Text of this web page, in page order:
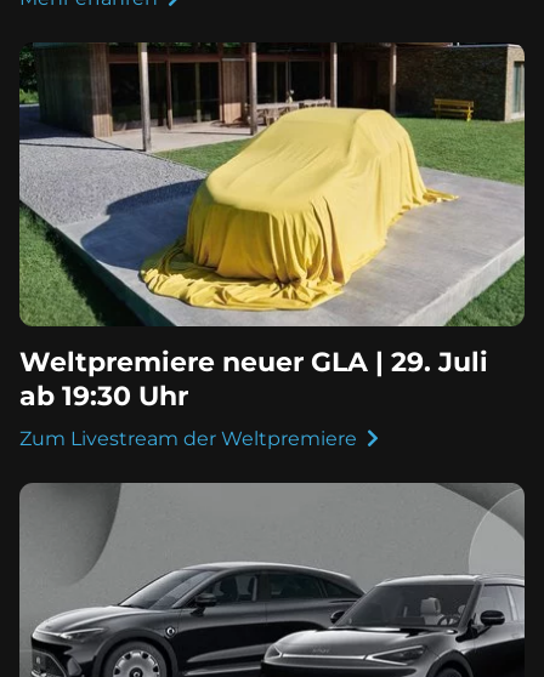
Weltpremiere neuer GLA | 29. Juli
ab 19:30 Uhr
Zum Livestream der Weltpremiere